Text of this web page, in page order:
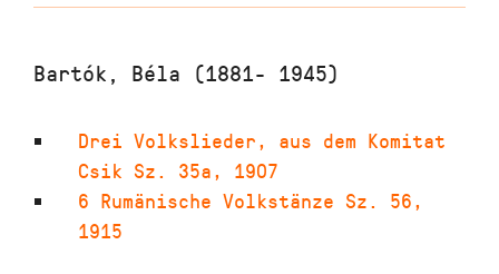
Bartók, Béla (1881- 1945)
Drei Volkslieder, aus dem Komitat
Csik Sz. 35a, 1907
6 Rumänische Volkstänze Sz. 56,
1915